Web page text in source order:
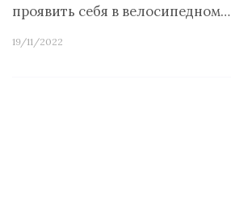
проявить себя в велосипедном…
19/11/2022